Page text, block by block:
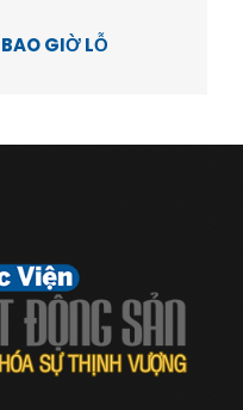
GIỜ LỖ